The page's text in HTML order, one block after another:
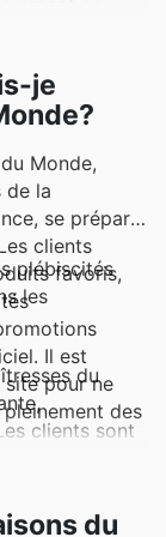
attrayantes.
je
Monde,
de la
se prépare
clients
favoris,
Il est
site pour ne
des
plébiscités
les
du
clients sont
des
de canapés
du